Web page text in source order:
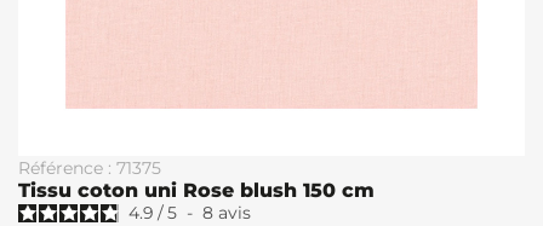
Référence : 71375
Tissu coton uni Rose blush 150 cm
4.9 /5 - 8 avis